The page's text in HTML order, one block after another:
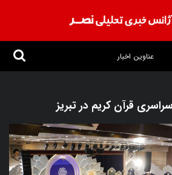
عناوین اخبار
قرآن کریم در تبریز